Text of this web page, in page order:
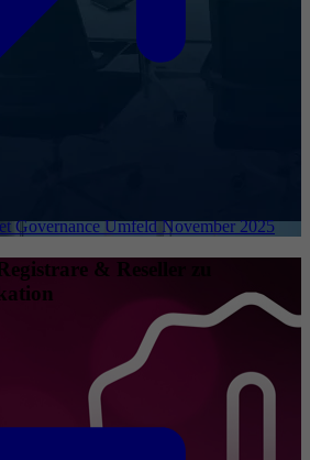
Governance Umfeld November 2025
& Reseller zu